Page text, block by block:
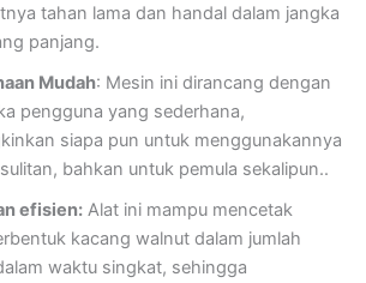
tahan lama dan handal dalam jangka
panjang.
Mudah: Mesin ini dirancang dengan
pengguna yang sederhana,
siapa pun untuk menggunakannya
bahkan untuk pemula sekalipun..
efisien:Alat ini mampu mencetak
kacang walnut dalam jumlah
waktu singkat, sehingga